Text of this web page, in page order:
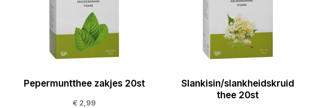
Pepermuntthee zakjes 20st
€ 2,99
Slankisin/slankheidskruid
thee 20st